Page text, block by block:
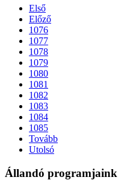
Első
Előző
1076
1077
1078
1079
1080
1081
1082
1083
1084
1085
Tovább
Utolsó
Állandó programjaink